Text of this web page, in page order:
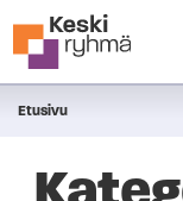
Siirry sisältöön
Etusivu